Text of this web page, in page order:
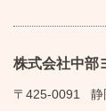
株式会社中部
〒425-0091
静